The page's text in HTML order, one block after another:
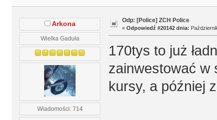
Arkona
Wielka Gaduła
Wiadomości: 714
Odp: [Police] ZCH Police
« Odpowiedź #20142 dnia:
170tys to już
zainwestować w
kursy, a później